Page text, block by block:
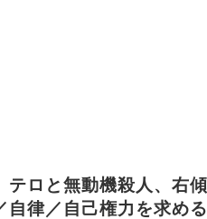
ロと無動機殺人、右
律／自己権力を求め